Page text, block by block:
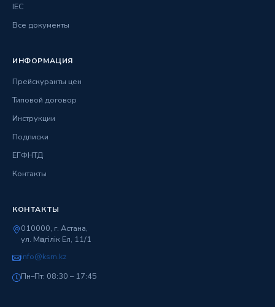
IEC
Все документы
ИНФОРМАЦИЯ
Прейскуранты цен
Типовой договор
Инструкции
Подписки
ЕГФНТД
Контакты
КОНТАКТЫ
010000, г. Астана,
ул. Мәңгілік Ел, 11/1
info@ksm.kz
Пн–Пт: 08:30 – 17:45